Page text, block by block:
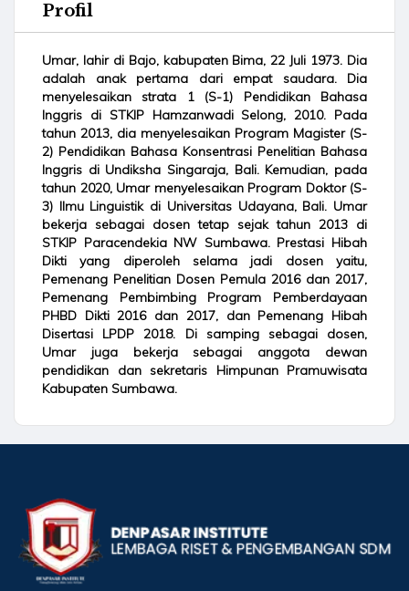
Profil
Umar, lahir di Bajo, kabupaten Bima, 22 Juli 1973. Dia
adalah anak pertama dari empat saudara. Dia
menyelesaikan strata 1 (S-1) Pendidikan Bahasa
Inggris di STKIP Hamzanwadi Selong, 2010. Pada
tahun 2013, dia menyelesaikan Program Magister (S-
2) Pendidikan Bahasa Konsentrasi Penelitian Bahasa
Inggris di Undiksha Singaraja, Bali. Kemudian, pada
tahun 2020, Umar menyelesaikan Program Doktor (S-
3) Ilmu Linguistik di Universitas Udayana, Bali. Umar
bekerja sebagai dosen tetap sejak tahun 2013 di
STKIP Paracendekia NW Sumbawa. Prestasi Hibah
Dikti yang diperoleh selama jadi dosen yaitu,
Pemenang Penelitian Dosen Pemula 2016 dan 2017,
Pemenang Pembimbing Program Pemberdayaan
PHBD Dikti 2016 dan 2017, dan Pemenang Hibah
Disertasi LPDP 2018. Di samping sebagai dosen,
Umar juga bekerja sebagai anggota dewan
pendidikan dan sekretaris Himpunan Pramuwisata
Kabupaten Sumbawa.